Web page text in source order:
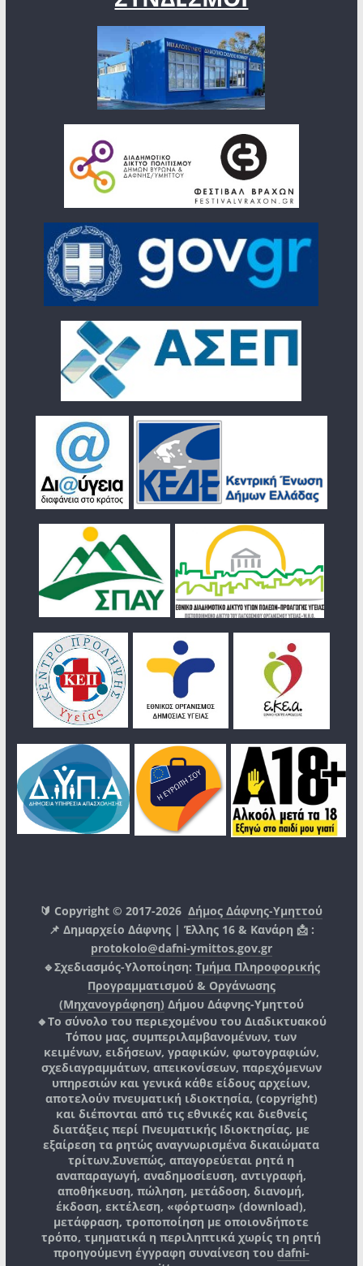
🔰 Copyright © 2017-2026Δήμος Δάφνης-Υμηττού
📌 Δημαρχείο Δάφνης | Έλλης 16 & Κανάρη 📩 :
protokolo@dafni-ymittos.gov.gr
🔹Σχεδιασμός-Υλοποίηση: Τμήμα Πληροφορικής
Προγραμματισμού & Οργάνωσης
(Μηχανογράφηση) Δήμου Δάφνης-Υμηττού
🔸Το σύνολο του περιεχομένου του Διαδικτυακού
Τόπου μας, συμπεριλαμβανομένων, των
κειμένων, ειδήσεων, γραφικών, φωτογραφιών,
σχεδιαγραμμάτων, απεικονίσεων, παρεχόμενων
υπηρεσιών και γενικά κάθε είδους αρχείων,
αποτελούν πνευματική ιδιοκτησία, (copyright)
και διέπονται από τις εθνικές και διεθνείς
διατάξεις περί Πνευματικής Ιδιοκτησίας, με
εξαίρεση τα ρητώς αναγνωρισμένα δικαιώματα
τρίτων.Συνεπώς, απαγορεύεται ρητά η
αναπαραγωγή, αναδημοσίευση, αντιγραφή,
αποθήκευση, πώληση, μετάδοση, διανομή,
έκδοση, εκτέλεση, «φόρτωση» (download),
μετάφραση, τροποποίηση με οποιονδήποτε
τρόπο, τμηματικά η περιληπτικά χωρίς τη ρητή
προηγούμενη έγγραφη συναίνεση του dafni-